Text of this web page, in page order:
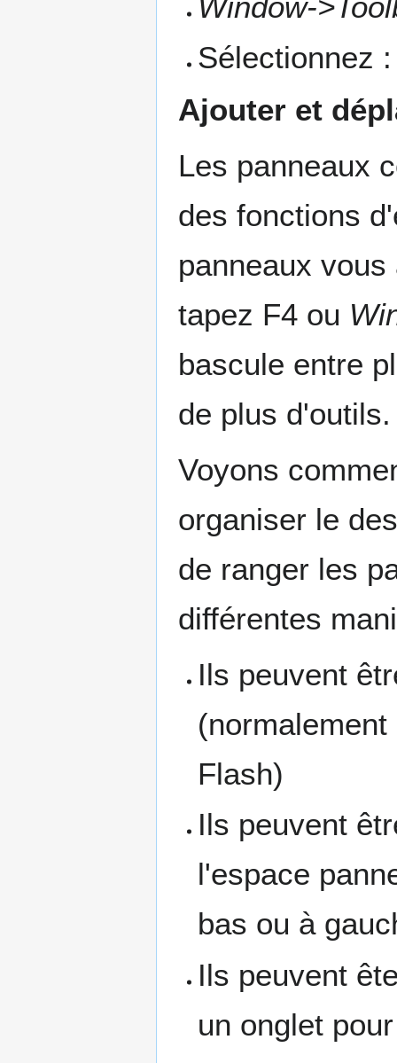
Sélectionnez
Ajouter et
Les panneaux
des fonctions
panneaux
tapez F4 ou
bascule entre
de plus d'outils.
Voyons
organiser le
de ranger les
différentes
Ils peuvent
Flash)
Ils peuvent
l'espace
bas ou à
Ils peuvent
un onglet